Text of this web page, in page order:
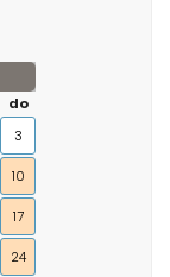
do
3
10
17
24